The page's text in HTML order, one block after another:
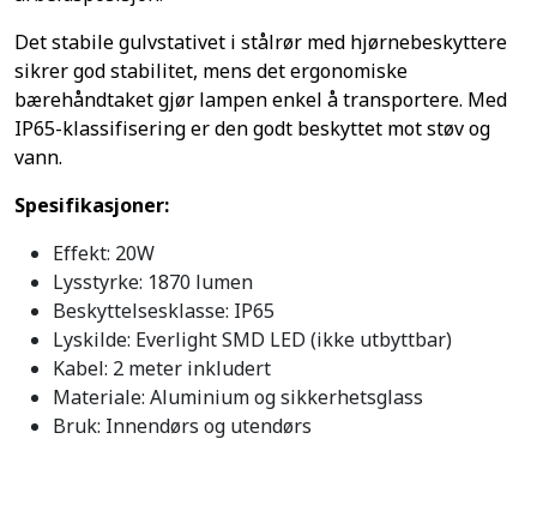
Det stabile gulvstativet i stålrør med hjørnebeskyttere
sikrer god stabilitet, mens det ergonomiske
bærehåndtaket gjør lampen enkel å transportere. Med
IP65-klassifisering er den godt beskyttet mot støv og
vann.
Spesifikasjoner:
Effekt: 20W
Lysstyrke: 1870 lumen
Beskyttelsesklasse: IP65
Lyskilde: Everlight SMD LED (ikke utbyttbar)
Kabel: 2 meter inkludert
Materiale: Aluminium og sikkerhetsglass
Bruk: Innendørs og utendørs